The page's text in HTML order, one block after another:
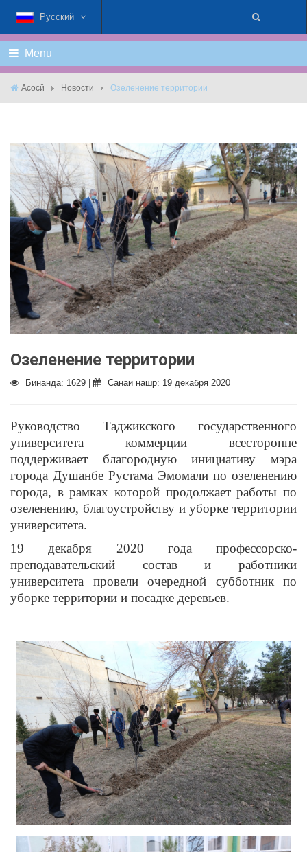
Русский
Menu
Асосӣ Новости Озеленение территории
Озеленение территории
Бинанда: 1629 | Санаи нашр: 19 декабря 2020
Руководство Таджикского государственного
университета коммерции всесторонне
поддерживает благородную инициативу мэра
города Душанбе Рустама Эмомали по озеленению
города, в рамках которой продолжает работы по
озеленению, благоустройству и уборке территории
университета.
19 декабря 2020 года профессорско-
преподавательский состав и работники
университета провели очередной субботник по
уборке территории и посадке деревьев.